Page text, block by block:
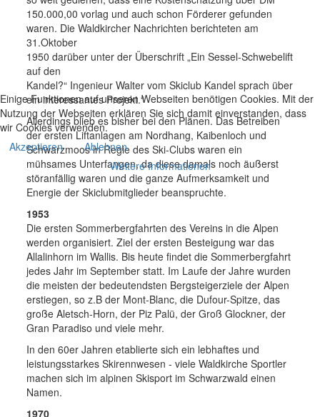
150.000,00 vorlag und auch schon Förderer gefunden
waren. Die Waldkircher Nachrichten berichteten am
31.Oktober
1950 darüber unter der Überschrift „Ein Sessel-Schwebelift
auf den
Kandel?“ Ingenieur Walter vom Skiclub Kandel sprach über
ein interessantes Projekt.“
Allerdings blieb es bisher bei den Plänen. Das Betreiben
der ersten Liftanlagen am Nordhang, Kaibenloch und
Schwarzmoos in Regie des Ski-Clubs waren ein
mühsames Unterfangen, da diese damals noch äußerst
störanfällig waren und die ganze Aufmerksamkeit und
Energie der Skiclubmitglieder beanspruchte.
1953
Die ersten Sommerbergfahrten des Vereins in die Alpen
werden organisiert. Ziel der ersten Besteigung war das
Allalinhorn im Wallis. Bis heute findet die Sommerbergfahrt
jedes Jahr im September statt. Im Laufe der Jahre wurden
die meisten der bedeutendsten Bergsteigerziele der Alpen
erstiegen, so z.B der Mont-Blanc, die Dufour-Spitze, das
große Aletsch-Horn, der Piz Palü, der Groß Glockner, der
Gran Paradiso und viele mehr.
In den 60er Jahren etablierte sich ein lebhaftes und
leistungsstarkes Skirennwesen - viele Waldkirche Sportler
machen sich im alpinen Skisport im Schwarzwald einen
Namen.
1970
Einige Funktionen auf unseren Webseiten benötigen Cookies. Mit der
Nutzung der Webseiten erklären Sie sich damit einverstanden, dass
wir Cookies verwenden.
Akzeptieren
Ablehnen
Weitere Informationen